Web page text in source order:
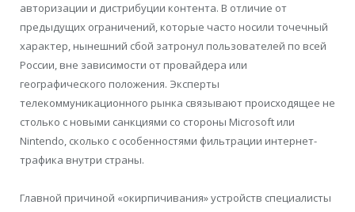
авторизации и дистрибуции контента. В отличие от
предыдущих ограничений, которые часто носили точечный
характер, нынешний сбой затронул пользователей по всей
России, вне зависимости от провайдера или
географического положения. Эксперты
телекоммуникационного рынка связывают происходящее не
столько с новыми санкциями со стороны Microsoft или
Nintendo, сколько с особенностями фильтрации интернет-
трафика внутри страны.
Главной причиной «окирпичивания» устройств специалисты